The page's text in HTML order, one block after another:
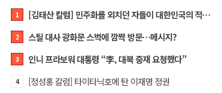
1 [김태산 칼럼] 민주화를 외치던 자들이 대한민국의 적이고 간첩이었다
2 스틸 대사 광화문 스벅에 깜짝 방문…메시지?
3 인니 프라보워 대통령 “李, 대북 중재 요청했다”
4 [정성홍 칼럼] 타이타닉호에 탄 이재명 정권